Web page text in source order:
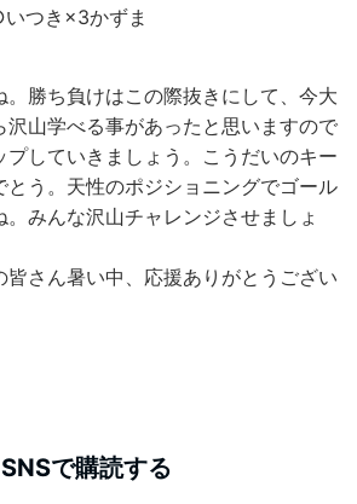
つき×3かずま
。勝ち負けはこの際抜きにして、今大
沢山学べる事があったと思いますので
プしていきましょう。こうだいのキー
とう。天性のポジショニングでゴール
。みんな沢山チャレンジさせましょ
皆さん暑い中、応援ありがとうござい
SNSで購読する